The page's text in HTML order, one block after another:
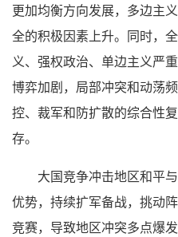
更加均衡方向发展，多边主
全的积极因素上升。同时，
义、强权政治、单边主义严
博弈加剧，局部冲突和动荡
控、裁军和防扩散的综合性
存。
大国竞争冲击地区和平
优势，持续扩军备战，挑动
竞赛，导致地区冲突多点爆